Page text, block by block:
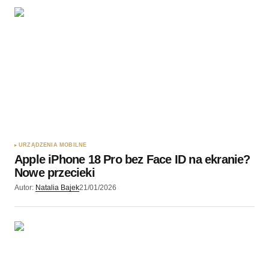
URZĄDZENIA MOBILNE
Apple iPhone 18 Pro bez Face ID na ekranie?
Nowe przecieki
Autor: Natalia Bajek21/01/2026